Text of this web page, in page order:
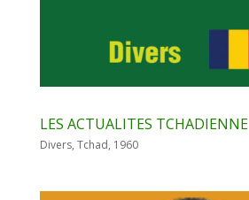
LES ACTUALITES TCHADIENNE
Divers, Tchad, 1960